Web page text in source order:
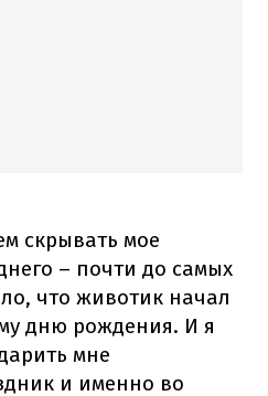
скрывать мое
– почти до самых
что животик начал
дню рождения. И я
мне
и именно во